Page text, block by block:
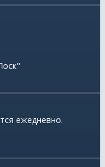
ежедневно.